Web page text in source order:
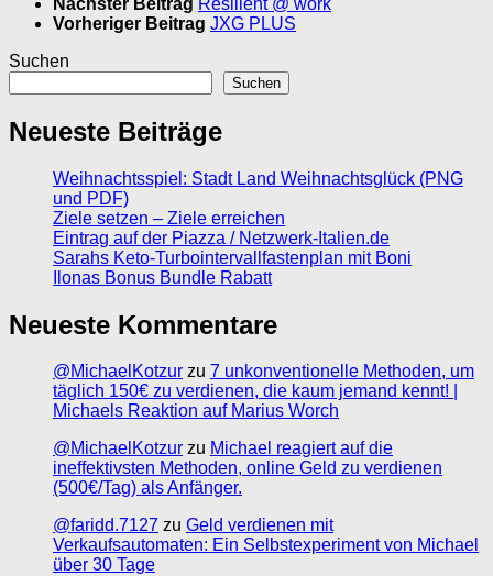
Vorheriger Beitrag JXG PLUS
Suchen
Suchen
Neueste Beiträge
Weihnachtsspiel: Stadt Land Weihnachtsglück (PNG
und PDF)
Ziele setzen – Ziele erreichen
Eintrag auf der Piazza / Netzwerk-Italien.de
Sarahs Keto-Turbointervallfastenplan mit Boni
Ilonas Bonus Bundle Rabatt
Neueste Kommentare
@MichaelKotzur zu 7 unkonventionelle Methoden, um
täglich 150€ zu verdienen, die kaum jemand kennt! |
Michaels Reaktion auf Marius Worch
@MichaelKotzur zu Michael reagiert auf die
ineffektivsten Methoden, online Geld zu verdienen
(500€/Tag) als Anfänger.
@faridd.7127 zu Geld verdienen mit
Verkaufsautomaten: Ein Selbstexperiment von Michael
über 30 Tage